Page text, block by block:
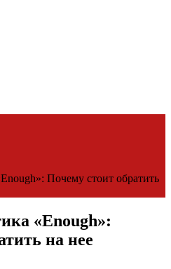
Почему стоит обратить
«Enough»:
на нее